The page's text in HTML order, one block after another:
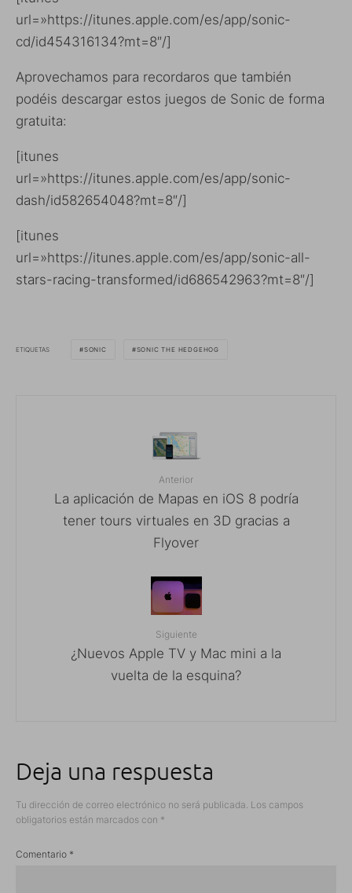
url=»https://itunes.apple.com/es/app/sonic-
cd/id454316134?mt=8″/]
Aprovechamos para recordaros que también
podéis descargar estos juegos de Sonic de forma
gratuita:
[itunes
url=»https://itunes.apple.com/es/app/sonic-
dash/id582654048?mt=8″/]
[itunes
url=»https://itunes.apple.com/es/app/sonic-all-
stars-racing-transformed/id686542963?mt=8″/]
ETIQUETAS SONIC SONIC THE HEDGEHOG
Anterior
La aplicación de Mapas en iOS 8 podría
tener tours virtuales en 3D gracias a
Flyover
Siguiente
¿Nuevos Apple TV y Mac mini a la
vuelta de la esquina?
Deja una respuesta
Tu dirección de correo electrónico no será publicada. Los campos
obligatorios están marcados con *
Comentario *